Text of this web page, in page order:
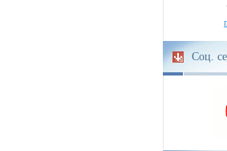
Соц.